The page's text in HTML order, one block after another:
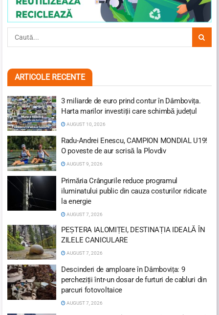
ARTICOLE RECENTE
3 miliarde de euro prind contur în Dâmbovița.
Harta marilor investiții care schimbă județul
AUGUST 10, 2026
Radu-Andrei Enescu, CAMPION MONDIAL U19!
O poveste de aur scrisă la Plovdiv
AUGUST 9, 2026
Primăria Crângurile reduce programul
iluminatului public din cauza costurilor ridicate
la energie
AUGUST 7, 2026
PEȘTERA IALOMIȚEI, DESTINAȚIA IDEALĂ ÎN
ZILELE CANICULARE
AUGUST 7, 2026
Descinderi de amploare în Dâmbovița: 9
percheziții într-un dosar de furturi de cabluri din
parcuri fotovoltaice
AUGUST 7, 2026